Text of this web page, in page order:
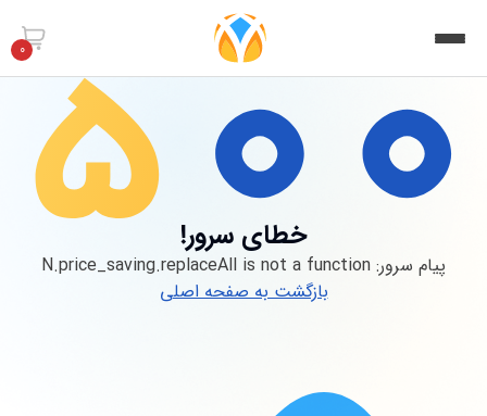
0
خطای سرور!
پیام سرور: N.price_saving.replaceAll is not a function
بازگشت به صفحه اصلی